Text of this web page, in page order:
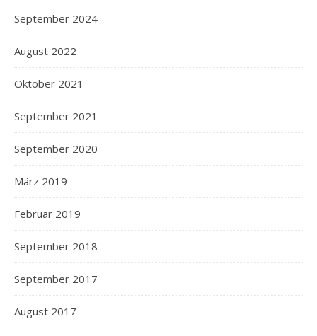
September 2024
August 2022
Oktober 2021
September 2021
September 2020
März 2019
Februar 2019
September 2018
September 2017
August 2017